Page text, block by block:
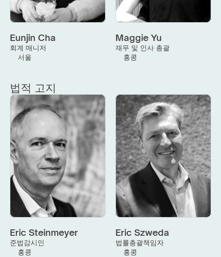
Eunjin Cha
회계 매니저
서울
Maggie Yu
재무 및 인사 총괄
홍콩
법적 고지
Eric Steinmeyer
준법감시인
홍콩
Eric Szweda
법률총괄책임자
홍콩